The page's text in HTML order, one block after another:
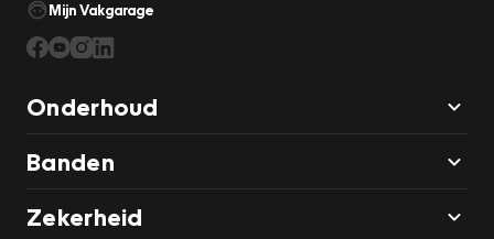
Mijn Vakgarage
Onderhoud
Banden
Zekerheid